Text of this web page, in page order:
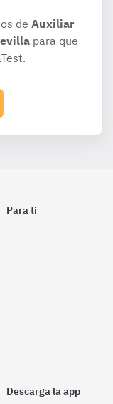
de Auxiliar
para que
Para ti
Descarga la app